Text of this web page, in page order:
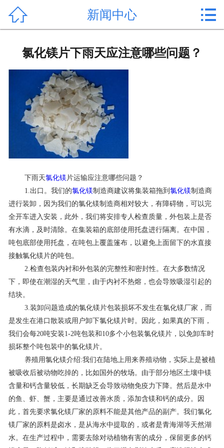
行业动态
常见问题
联系我们
 新闻中心 
氯化镁片下雨天应注意哪些问题？
下雨天氯化镁 片运输应注意哪些问题？
1.出口。我们的氯化镁制造商建议将集装箱拖到 氯化镁制造商
进行装卸，因为我们的氯化镁制造商相对较大，有障碍物，可以完
全开车进入安装，此外，我们将安排专人检查质量，外包装上是否
有水滴，及时清除。在集装箱的底部使用托盘进行隔离。在中国，
吨包底部使用托盘，在吨包上覆盖篷布，以避免上面留下的水直接
接触氯化镁片的吨包。
2.检查包装内衬和外包装的完整性和密封性。在大多数情况
下，即使在潮湿的天气里，由于内衬不热熔，也会导致吸湿引起的
结块。
3.装卸问题造成的氯化镁片包装损坏不发生在氯化镁厂家，而
是发生在港口散装或用户卸下氯化镁片时。因此，如果真的下雨，
我们会每20吨安装1-2吨包装和10多个小包装氯化镁片，以免卸车时
损坏整个吨包装中的氯化镁片。
养殖用氯化镁介绍:我们在陆地上用来养殖动物，实际上是被植
被吸收后被动物吃掉的，比如国外的牧场。由于部分地区土壤中镁
含量和钙含量较低，长期缺乏会导致动物免疫力下降。然后是水中
的鱼、虾、蟹，主要是通过改善水质，添加含镁和钙的成分。因
此，首先要求氯化镁厂家的原料不能是其他产品的副产。我们氯化
镁厂家的原料是卤水，是从海水中提取的，或者是青海湖等天然湖
水。在生产过程中，需要去除对动植物有害的成分，保留更多的钙